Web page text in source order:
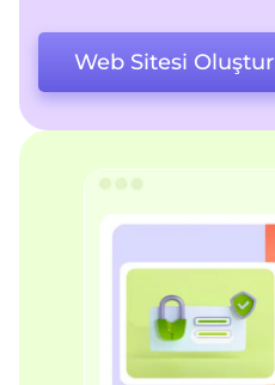
Web Sitesi Oluştur